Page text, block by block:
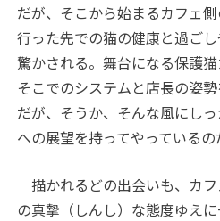
だが、そこから始まるカフェ側
行った先での猫の健康と過ご
驚かされる。舞台になる保護猫
そこでのシステムと店長の姿
だが、そうか、そんな風にし
への展望を持ってやっているの
描かれるどの出会いも、カ
の真摯（しんし）な態度ゆえ